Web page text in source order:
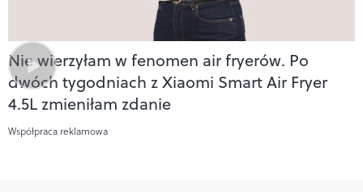
Nie wierzyłam w fenomen air fryerów. Po
dwóch tygodniach z Xiaomi Smart Air Fryer
4.5L zmieniłam zdanie
Współpraca reklamowa